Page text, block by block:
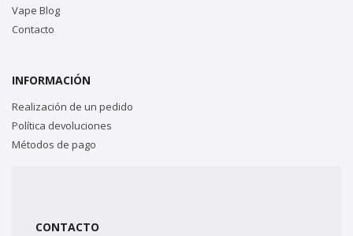
Vape Blog
Contacto
INFORMACIÓN
Realización de un pedido
Política devoluciones
Métodos de pago
CONTACTO